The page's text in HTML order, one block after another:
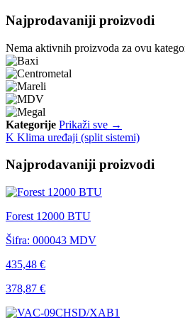
Najprodavaniji proizvodi
Nema aktivnih proizvoda za ovu
Kategorije Prikaži sve →
K Klima uređaji (split sistemi)
Najprodavaniji proizvodi
Forest 12000 BTU
Šifra: 000043 MDV
435,48 €
378,87 €